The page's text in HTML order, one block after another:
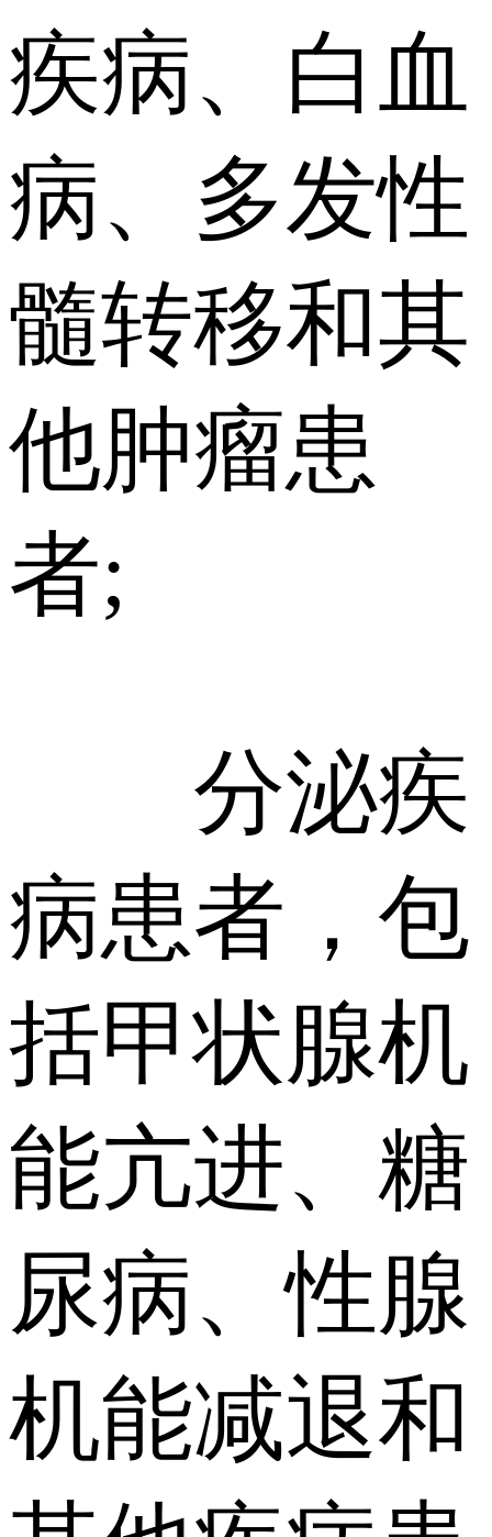
疾病、白血
病、多发性
髓转移和其
他肿瘤患
者;
分泌疾
病患者，包
括甲状腺机
能亢进、糖
尿病、性腺
机能减退和